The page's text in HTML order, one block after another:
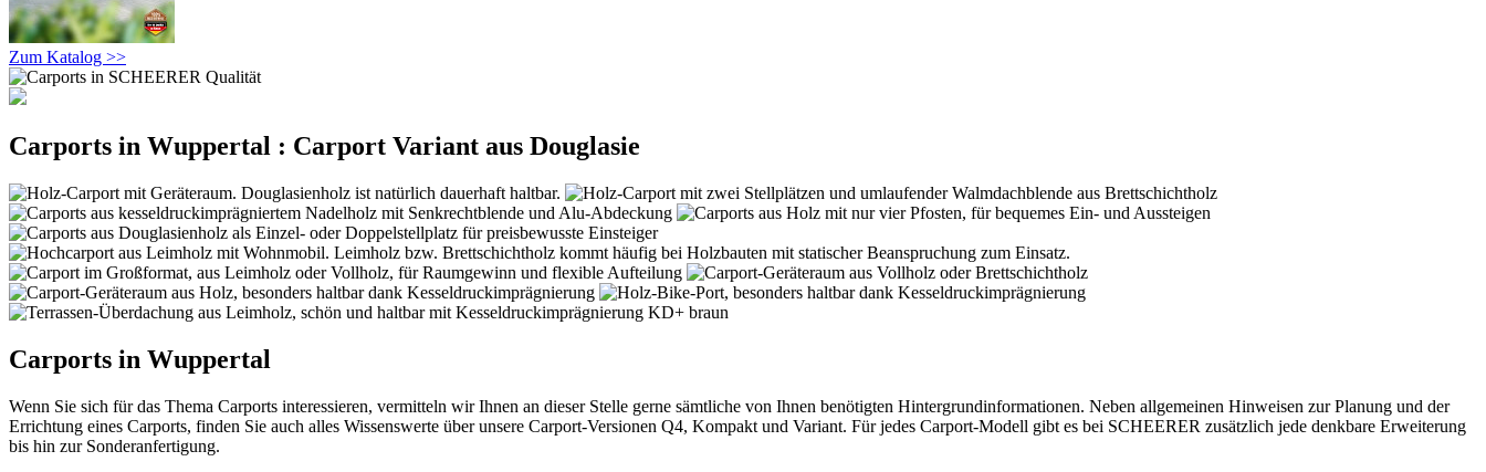
Zum Katalog >>
Carports in Wuppertal : Carport Variant aus Douglasie
Carports in Wuppertal
Wenn Sie sich für das Thema Carports interessieren, vermitteln wir Ihnen an dieser Stelle gerne sämtliche von Ihnen benötigten Hintergrundinformationen. Neben allgemeinen Hinweisen zur Planung und der
Errichtung eines Carports, finden Sie auch alles Wissenswerte über unsere Carport-Versionen Q4, Kompakt und Variant. Für jedes Carport-Modell gibt es bei SCHEERER zusätzlich jede denkbare Erweiterung
bis hin zur Sonderanfertigung.